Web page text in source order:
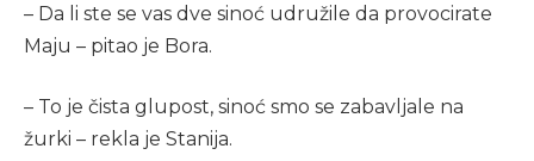
– Da li ste se vas dve sinoć udružile da provocirate
Maju – pitao je Bora.
– To je čista glupost, sinoć smo se zabavljale na
žurki – rekla je Stanija.